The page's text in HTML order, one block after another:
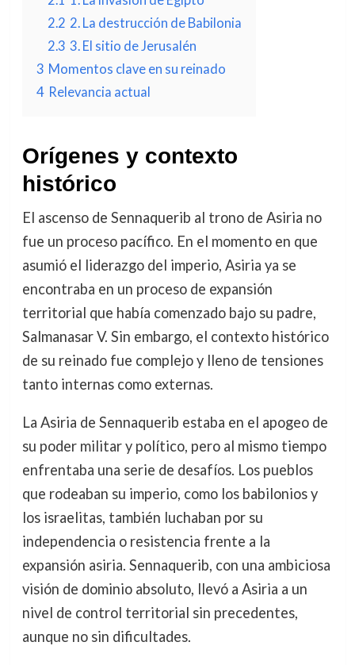
2.2 2. La destrucción de Babilonia
2.3 3. El sitio de Jerusalén
3 Momentos clave en su reinado
4 Relevancia actual
Orígenes y contexto
histórico
El ascenso de Sennaquerib al trono de Asiria no
fue un proceso pacífico. En el momento en que
asumió el liderazgo del imperio, Asiria ya se
encontraba en un proceso de expansión
territorial que había comenzado bajo su padre,
Salmanasar V. Sin embargo, el contexto histórico
de su reinado fue complejo y lleno de tensiones
tanto internas como externas.
La Asiria de Sennaquerib estaba en el apogeo de
su poder militar y político, pero al mismo tiempo
enfrentaba una serie de desafíos. Los pueblos
que rodeaban su imperio, como los babilonios y
los israelitas, también luchaban por su
independencia o resistencia frente a la
expansión asiria. Sennaquerib, con una ambiciosa
visión de dominio absoluto, llevó a Asiria a un
nivel de control territorial sin precedentes,
aunque no sin dificultades.